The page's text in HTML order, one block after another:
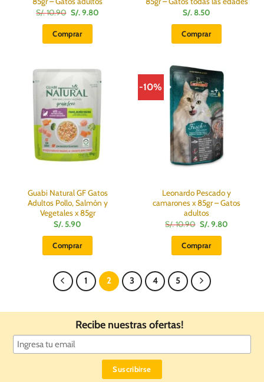
S/.10.90 El
precio
original
era:
S/.
S/.9.80El
Comprar
S/.8.50
Comprar
Guabi Natural GF Gatos
Adultos Pollo, Salmón y
Vegetales x 85gr
S/. 5.90
Comprar
-10%
Leonardo Pescado y
camarones x 85gr – Gatos
adultos
S/.10.90 El
precio
original
era:
S/.
S/.9.80El
Comprar
1 2 3 4 5
Recibe nuestras ofertas!